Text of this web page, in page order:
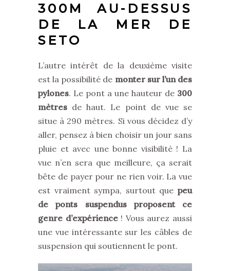
300M AU-DESSUS
DE LA MER DE
SETO
L’autre intérêt de la deuxième visite
est la possibilité de monter sur l’un des
pylones. Le pont a une hauteur de 300
mètres de haut. Le point de vue se
situe à 290 mètres. Si vous décidez d’y
aller, pensez à bien choisir un jour sans
pluie et avec une bonne visibilité ! La
vue n’en sera que meilleure, ça serait
bête de payer pour ne rien voir. La vue
est vraiment sympa, surtout que peu
de ponts suspendus proposent ce
genre d’expérience! Vous aurez aussi
une vue intéressante sur les câbles de
suspension qui soutiennent le pont.